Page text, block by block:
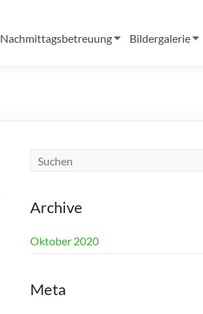
Nachmittagsbetreuung Bildergalerie
Archive
Oktober 2020
Meta